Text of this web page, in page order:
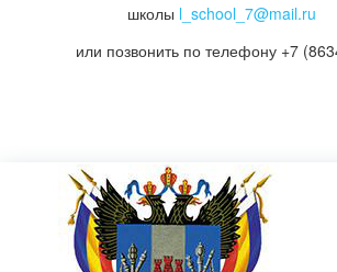
школы l_school_7@mail.ru
или позвонить по телефону +7